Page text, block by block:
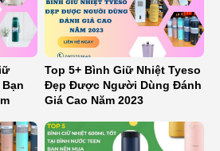
Top 5+ Bình Giữ Nhiệt Tyeso
Đẹp Được Người Dùng Đánh
Giá Cao Năm 2023